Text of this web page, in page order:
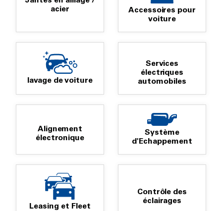
acier
Accessoires pour
voiture
lavage de voiture
Services
électriques
automobiles
Alignement
électronique
Système
d'Echappement
Leasing et Fleet
Contrôle des
éclairages